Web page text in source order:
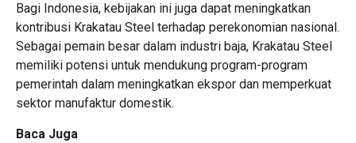
Bagi Indonesia, kebijakan ini juga dapat meningkatkan
kontribusi Krakatau Steel terhadap perekonomian nasional.
Sebagai pemain besar dalam industri baja, Krakatau Steel
memiliki potensi untuk mendukung program-program
pemerintah dalam meningkatkan ekspor dan memperkuat
sektor manufaktur domestik.
Baca Juga